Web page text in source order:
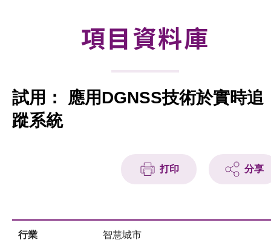
資助計劃
項目資料庫
會籍
項目資料庫
試用： 應用DGNSS技術於實時追
蹤系統
打印 分享
行業 智慧城市